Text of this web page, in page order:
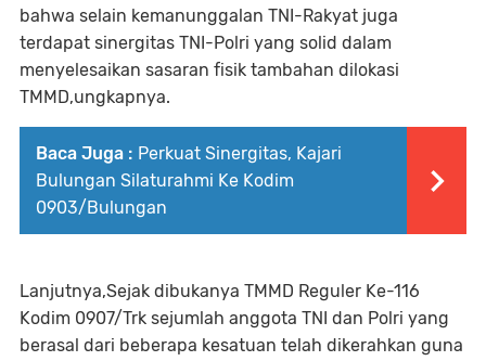
bahwa selain kemanunggalan TNI-Rakyat juga
terdapat sinergitas TNI-Polri yang solid dalam
menyelesaikan sasaran fisik tambahan dilokasi
TMMD,ungkapnya.
Baca Juga : Perkuat Sinergitas, Kajari
Bulungan Silaturahmi Ke Kodim
0903/Bulungan
Lanjutnya,Sejak dibukanya TMMD Reguler Ke-116
Kodim 0907/Trk sejumlah anggota TNI dan Polri yang
berasal dari beberapa kesatuan telah dikerahkan guna